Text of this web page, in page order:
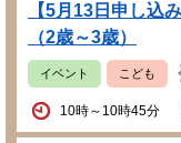
【5月13日申し込
（2歳～3歳）
イベント こども
10時～10時45分